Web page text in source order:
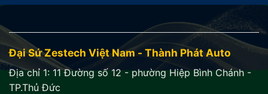
Đại Sứ Zestech Việt Nam - Thành Phát Auto
Địa chỉ 1: 11 Đường số 12 - phường Hiệp Bình Chánh -
TP.Thủ Đức